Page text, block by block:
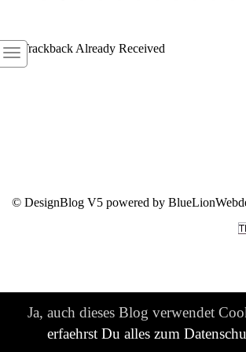
1 Trackback Already Received
© DesignBlog V5 powered by
Ja, auch dieses Blog verwendet
erfaehrst Du alles zum